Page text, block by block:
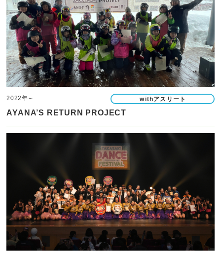
2022年～ withアスリート
AYANA’S RETURN PROJECT